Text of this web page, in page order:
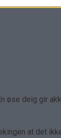
øse deig gir
at det